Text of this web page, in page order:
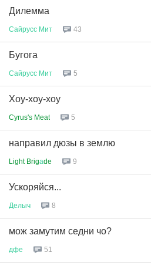
Дилемма
Сайрусс Мит 43
Бугога
Сайрусс Мит 5
Хоу-хоу-хоу
Cyrus's Meat 5
направил дюзы в землю
Light Brigаde 9
Ускоряйся...
Делыч 8
мож замутим седни чо?
дфе 51